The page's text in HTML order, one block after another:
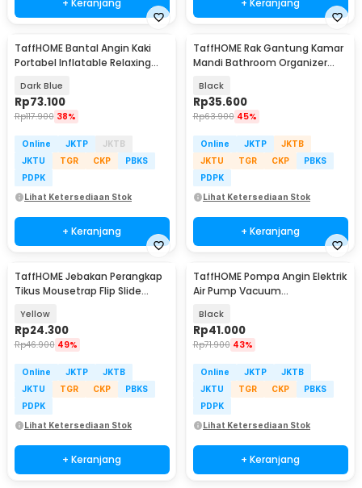
TaffHOME Bantal Angin Kaki
Portabel Inflatable Relaxing
Dark Blue
Rp73.100
Rp117.900 38%
Online JKTP
JKTB
JKTU
TGR CKP
PBKS
PDPK
Lihat Ketersediaan Stok
+ Keranjang
TaffHOME Rak Gantung Kamar
Mandi Bathroom Organizer
Black
Rp35.600
Rp63.900 45%
Online JKTP
JKTB
JKTU
TGR CKP
PBKS
PDPK
Lihat Ketersediaan Stok
+ Keranjang
TaffHOME Jebakan Perangkap
Tikus Mousetrap Flip Slide
Yellow
Rp24.300
Rp46.900 49%
Online JKTP
JKTB
JKTU
TGR CKP
PBKS
PDPK
Lihat Ketersediaan Stok
+ Keranjang
TaffHOME Pompa Angin Elektrik
Air Pump Vacuum
198B
Black
Rp41.000
Rp71.900 43%
Online JKTP
JKTB
JKTU
TGR CKP
PBKS
PDPK
Lihat Ketersediaan Stok
+ Keranjang